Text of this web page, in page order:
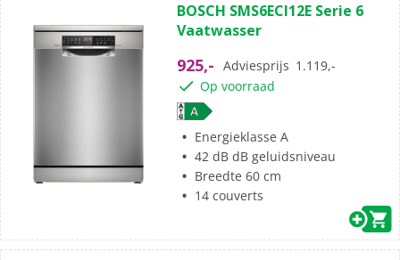
BOSCH SMS6ECI12E Serie 6
Vaatwasser
925,- Adviesprijs 1.119,-
Op voorraad
Energieklasse A
42 dB dB geluidsniveau
Breedte 60 cm
14 couverts